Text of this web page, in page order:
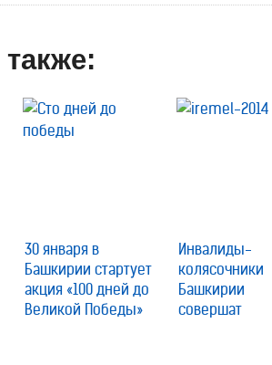
30 января в
Башкирии стартует
акция «100 дней до
Великой Победы»
Инвалиды-
колясочники
Башкирии
совершат